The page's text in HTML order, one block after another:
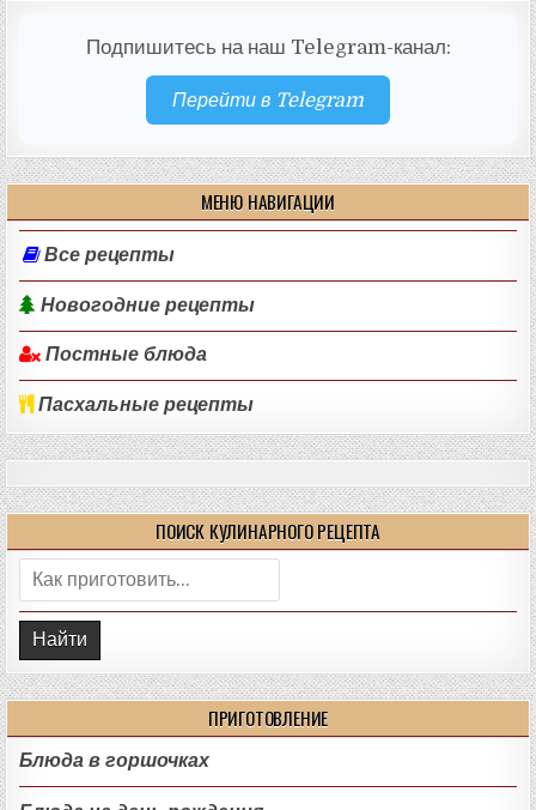
Подпишитесь на наш Telegram-канал:
Перейти в Telegram
МЕНЮ НАВИГАЦИИ
Все рецепты
Новогодние рецепты
Постные блюда
Пасхальные рецепты
ПОИСК КУЛИНАРНОГО РЕЦЕПТА
Поиск:
ПРИГОТОВЛЕНИЕ
Блюда в горшочках